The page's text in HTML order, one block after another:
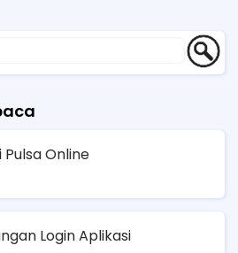
Pulsa Online
Login Aplikasi